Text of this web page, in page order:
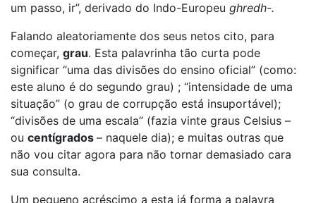
um passo, ir”, derivado do Indo-Europeu ghredh-.
Falando aleatoriamente dos seus netos cito, para
começar, grau. Esta palavrinha tão curta pode
significar “uma das divisões do ensino oficial” (como:
este aluno é do segundo grau) ; “intensidade de uma
situação” (o grau de corrupção está insuportável);
“divisões de uma escala” (fazia vinte graus Celsius –
ou centígrados – naquele dia); e muitas outras que
não vou citar agora para não tornar demasiado cara
sua consulta.
Um pequeno acréscimo a esta já forma a palavra